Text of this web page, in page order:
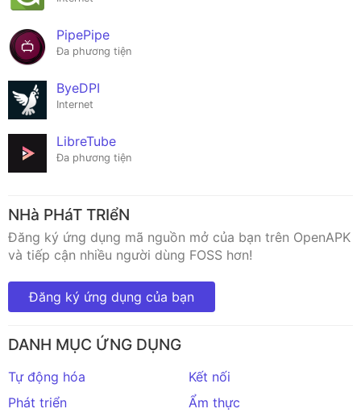
PipePipe
Đa phương tiện
ByeDPI
Internet
LibreTube
Đa phương tiện
NHà PHáT TRIểN
Đăng ký ứng dụng mã nguồn mở của bạn trên OpenAPK
và tiếp cận nhiều người dùng FOSS hơn!
Đăng ký ứng dụng của bạn
DANH MỤC ỨNG DỤNG
Tự động hóa
Kết nối
Phát triển
Ẩm thực